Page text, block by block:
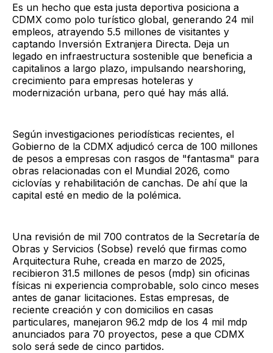
Es un hecho que esta justa deportiva posiciona a
CDMX como polo turístico global, generando 24 mil
empleos, atrayendo 5.5 millones de visitantes y
captando Inversión Extranjera Directa. Deja un
legado en infraestructura sostenible que beneficia a
capitalinos a largo plazo, impulsando nearshoring,
crecimiento para empresas hoteleras y
modernización urbana, pero qué hay más allá.
Según investigaciones periodísticas recientes, el
Gobierno de la CDMX adjudicó cerca de 100 millones
de pesos a empresas con rasgos de "fantasma" para
obras relacionadas con el Mundial 2026, como
ciclovías y rehabilitación de canchas. De ahí que la
capital esté en medio de la polémica.
Una revisión de mil 700 contratos de la Secretaría de
Obras y Servicios (Sobse) reveló que firmas como
Arquitectura Ruhe, creada en marzo de 2025,
recibieron 31.5 millones de pesos (mdp) sin oficinas
físicas ni experiencia comprobable, solo cinco meses
antes de ganar licitaciones. Estas empresas, de
reciente creación y con domicilios en casas
particulares, manejaron 96.2 mdp de los 4 mil mdp
anunciados para 70 proyectos, pese a que CDMX
solo será sede de cinco partidos.